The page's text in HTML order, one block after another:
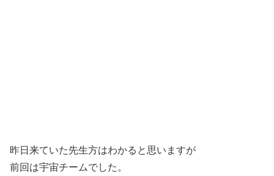
昨日来ていた先生方はわかると思いますが
前回は宇宙チームでした。